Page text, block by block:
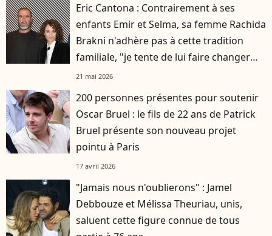
Eric Cantona : Contrairement à ses
enfants Emir et Selma, sa femme Rachida
Brakni n'adhère pas à cette tradition
familiale, "je tente de lui faire changer
d'avis"
21 mai 2026
200 personnes présentes pour soutenir
Oscar Bruel : le fils de 22 ans de Patrick
Bruel présente son nouveau projet
pointu à Paris
17 avril 2026
"Jamais nous n'oublierons" : Jamel
Debbouze et Mélissa Theuriau, unis,
saluent cette figure connue de tous